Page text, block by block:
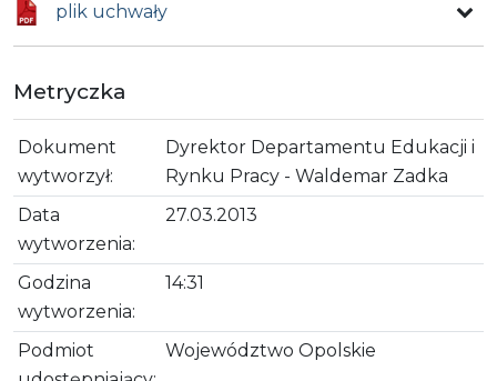
plik uchwały
Metryczka
Dokument
wytworzył:
Dyrektor Departamentu Edukacji i
Rynku Pracy - Waldemar Zadka
Data
wytworzenia:
27.03.2013
Godzina
wytworzenia:
14:31
Podmiot
Województwo Opolskie